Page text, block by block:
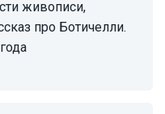
живописи,
про Ботичелли.